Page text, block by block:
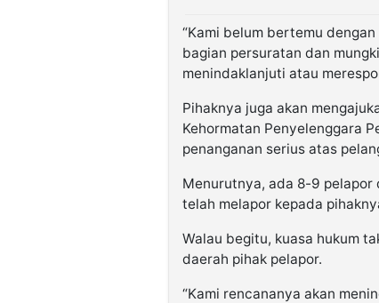
“Kami belum bertemu
bagian persuratan dan
menindaklanjuti atau
Pihaknya juga akan
Kehormatan Penyelenggara
penanganan serius atas
Menurutnya, ada 8-9
telah melapor kepada
Walau begitu, kuasa hukum
daerah pihak pelapor.
“Kami rencananya akan